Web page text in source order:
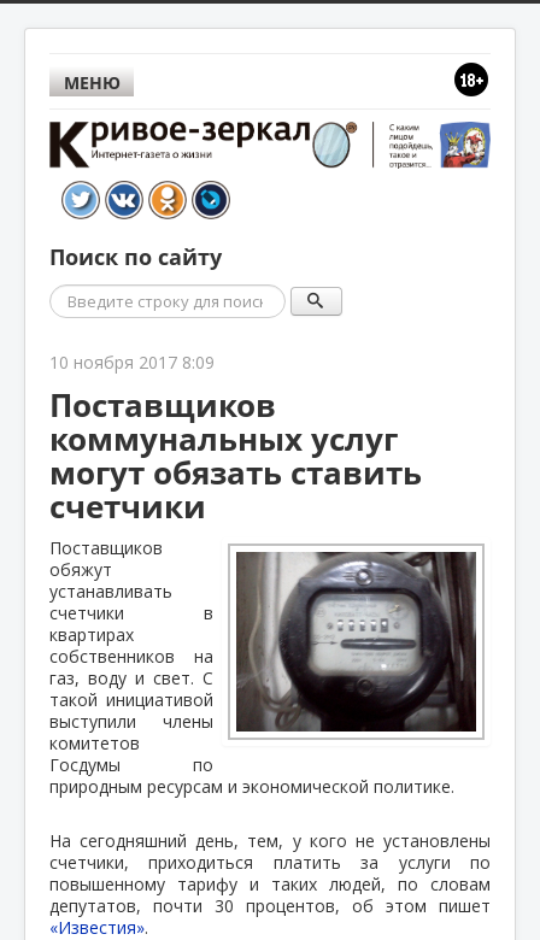
МЕНЮ
Поиск по сайту
Поиск
10 ноября 2017 8:09
Поставщиков
коммунальных услуг
могут обязать ставить
счетчики
Поставщиков
обяжут
устанавливать
счетчики в
квартирах
собственников на
газ, воду и свет. С
такой инициативой
выступили члены
комитетов
Госдумы по
природным ресурсам и экономической политике.
На сегодняшний день, тем, у кого не установлены
счетчики, приходиться платить за услуги по
повышенному тарифу и таких людей, по словам
депутатов, почти 30 процентов, об этом пишет
«Известия».